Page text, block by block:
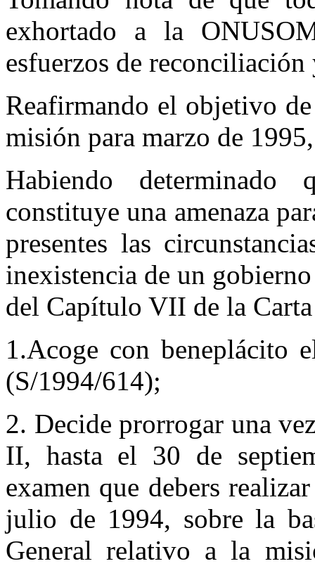
exhortado a la
esfuerzos de
Reafirmando el objetivo
misión para marzo de 1995,
Habiendo
constituye una amenaza
presentes las
inexistencia de un
del Capítulo VII de la
1.Acoge con beneplácito
(S/1994/614);
2. Decide prorrogar una
II, hasta el 30 de
examen que debers
julio de 1994, sobre la
General relativo a la